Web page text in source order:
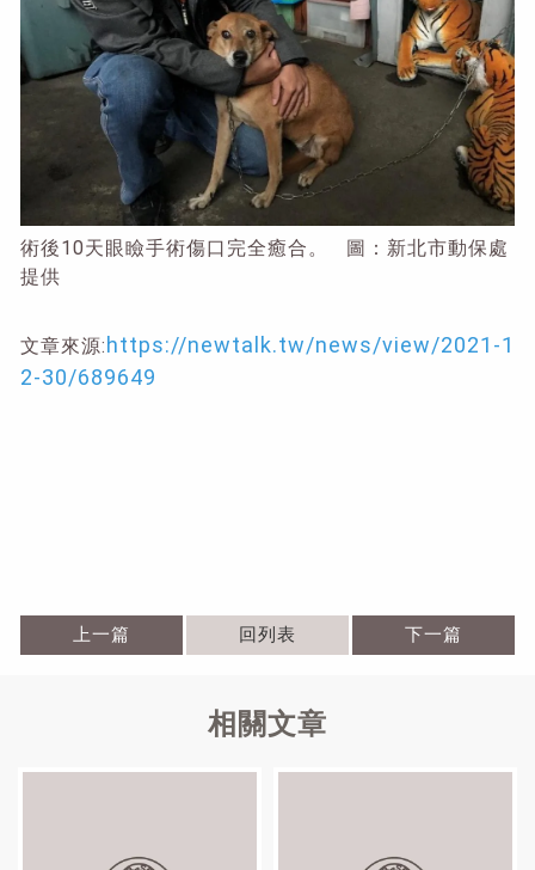
術後10天眼瞼手術傷口完全癒合。 圖：新北市動保處
提供
文章來源:https://newtalk.tw/news/view/2021-1
2-30/689649
上一篇 回列表 下一篇